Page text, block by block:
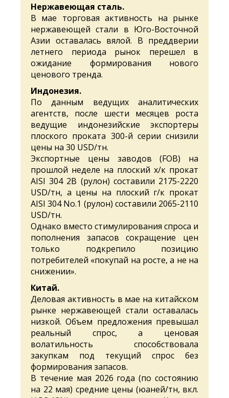
Нержавеющая сталь.
В мае торговая активность на рынке
нержавеющей стали в Юго-Восточной
Азии оставалась вялой. В преддверии
летнего периода рынок перешел в
ожидание формирования нового
ценового тренда.
Индонезия.
По данным ведущих аналитических
агентств, после шести месяцев роста
ведущие индонезийские экспортеры
плоского проката 300-й серии снизили
цены на 30 USD/тн.
Экспортные цены заводов (FOB) на
прошлой неделе на плоский х/к прокат
AISI 304 2B (рулон) составили 2175-2220
USD/тн, а цены на плоский г/к прокат
AISI 304 No.1 (рулон) составили 2065-2110
USD/тн.
Однако вместо стимулирования спроса и
пополнения запасов сокращение цен
только подкрепило позицию
потребителей «покупай на росте, а не на
снижении».
Китай.
Деловая активность в мае на китайском
рынке нержавеющей стали оставалась
низкой. Объем предложения превышал
реальный спрос, а ценовая
волатильность способствовала
закупкам под текущий спрос без
формирования запасов.
В течение мая 2026 года (по состоянию
на 22 мая) средние цены (юаней/тн, вкл.